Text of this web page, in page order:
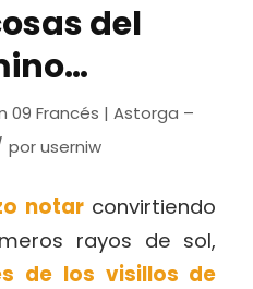
del
09 Francés | Astorga –
poruserniw
notarconvirtiendo
rayos de sol,
de los visillos de